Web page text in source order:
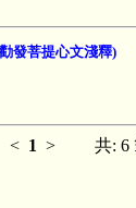
發菩提心文淺釋)
< 1 > 共: 6